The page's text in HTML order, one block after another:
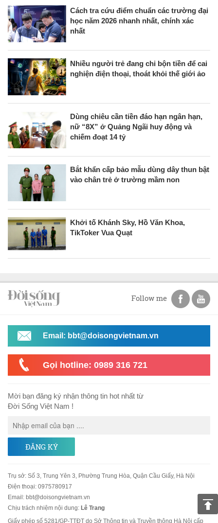
Cách tra cứu điểm chuẩn các trường đại
học năm 2026 nhanh nhất, chính xác
nhất
Nhiều người trẻ đang chi bộn tiền để cai
nghiện điện thoại, thoát khỏi thế giới ảo
Dùng chiêu cần tiền đáo hạn ngân hạn,
nữ “8X” ở Quảng Ngãi huy động và
chiếm đoạt 14 tỷ
Bắt khẩn cấp bảo mẫu dùng dây thun bật
vào chân trẻ ở trường mầm non
Khởi tố Khánh Sky, Hồ Văn Khoa,
TikToker Vua Quạt
Follow me
Email: bbt@doisongvietnam.vn
Gọi hotline: 0989 316 721
Mời bạn đăng ký nhận thông tin hot nhất từ
Đời Sống Việt Nam !
ĐĂNG KÝ
Trụ sở: Số 3, Trung Yên 3, Phường Trung Hòa, Quận Cầu Giấy, Hà Nội
Điện thoại: 0975780917
Email: bbt@doisongvietnam.vn
Chịu trách nhiệm nội dung: Lê Trang
Giấy phép số 5281/GP-TTĐT do Sở Thông tin và Truyền thông Hà Nội cấp